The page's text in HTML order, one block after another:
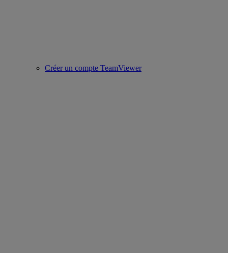
Créer un compte TeamViewer